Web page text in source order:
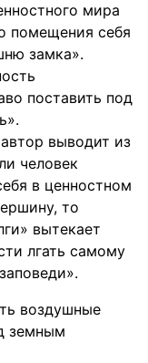
мира
помещения себя
замка».
поставить под
выводит из
человек
в ценностном
то
вытекает
лгать самому
воздушные
земным